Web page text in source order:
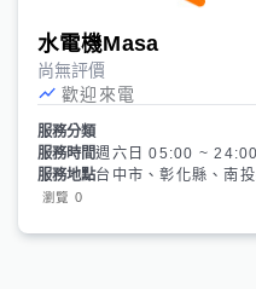
水電機Masa
尚無評價
歡迎來電
服務分類
服務時間週六日 05:00 ~ 24:00
服務地點台中市、彰化縣、南
瀏覽 0